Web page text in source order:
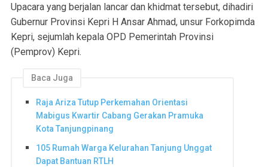
Upacara yang berjalan lancar dan khidmat tersebut, dihadiri
Gubernur Provinsi Kepri H Ansar Ahmad, unsur Forkopimda
Kepri, sejumlah kepala OPD Pemerintah Provinsi
(Pemprov) Kepri.
Baca Juga
Raja Ariza Tutup Perkemahan Orientasi
Mabigus Kwartir Cabang Gerakan Pramuka
Kota Tanjungpinang
105 Rumah Warga Kelurahan Tanjung Unggat
Dapat Bantuan RTLH